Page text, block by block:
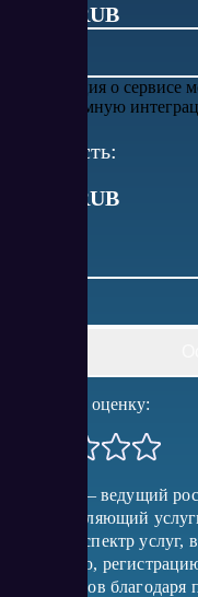
от 895 RUB
Информация о сервисе
или рекламную
Стоимость:
RUB
Поставить оценку:
ValueHost – ведущий
предоставляющий
широкий спектр услуг,
колокацию,
конкурентов